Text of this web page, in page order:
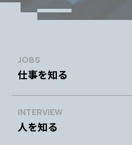
JOBS
仕事を知る
INTERVIEW
人を知る